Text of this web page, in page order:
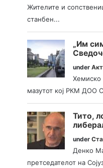
Жителите и
станбен...
„Им
under
Хемиско
мазутот кој РКМ ДОО
Тито,
under
Денко
претседателот на